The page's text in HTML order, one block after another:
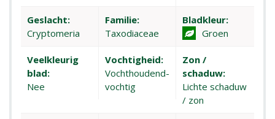
Geslacht:
Cryptomeria
Familie:
Taxodiaceae
Bladkleur:
Groen
Veelkleurig
blad:
Nee
Vochtigheid:
Vochthoudend-
vochtig
Zon /
schaduw:
Lichte schaduw
/ zon